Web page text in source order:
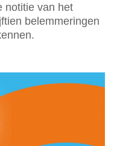
notitie van het
belemmeringen